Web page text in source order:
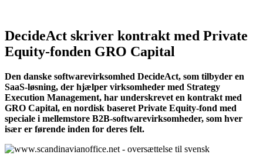
DecideAct skriver kontrakt med Private
Equity-fonden GRO Capital
Den danske softwarevirksomhed DecideAct, som tilbyder en
SaaS-løsning, der hjælper virksomheder med Strategy
Execution Management, har underskrevet en kontrakt med
GRO Capital, en nordisk baseret Private Equity-fond med
speciale i mellemstore B2B-softwarevirksomheder, som hver
især er førende inden for deres felt.